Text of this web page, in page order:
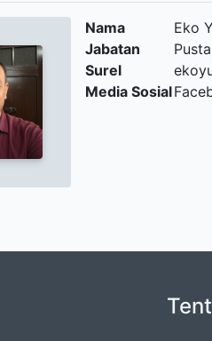
Nama
Eko
Jabatan
Surel
Media Sosial